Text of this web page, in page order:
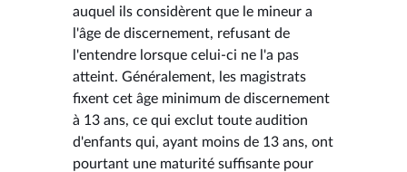
auquel ils considèrent que le mineur a
l'âge de discernement, refusant de
l'entendre lorsque celui-ci ne l'a pas
atteint. Généralement, les magistrats
fixent cet âge minimum de discernement
à 13 ans, ce qui exclut toute audition
d'enfants qui, ayant moins de 13 ans, ont
pourtant une maturité suffisante pour